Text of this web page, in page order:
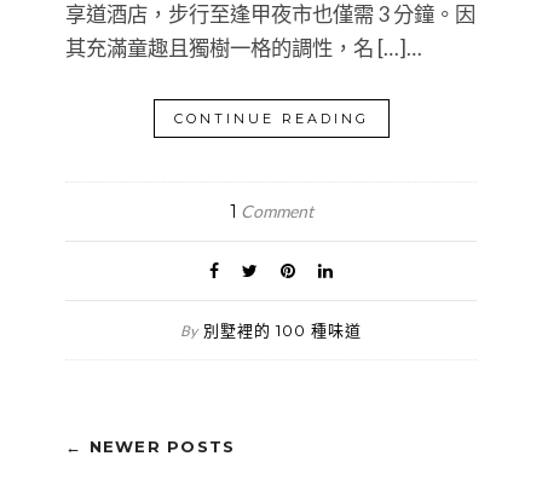
享道酒店，步行至逢甲夜市也僅需 3 分鐘。因
其充滿童趣且獨樹一格的調性，名 […]…
CONTINUE READING
1 Comment
By 別墅裡的 100 種味道
← NEWER POSTS